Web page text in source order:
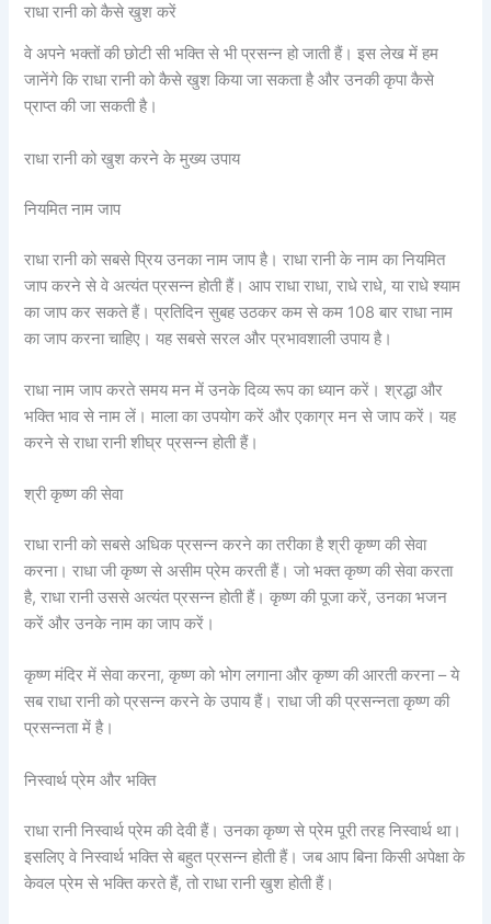
राधा रानी को कैसे खुश करें
वे अपने भक्तों की छोटी सी भक्ति से भी प्रसन्न हो जाती हैं। इस लेख में हम
जानेंगे कि राधा रानी को कैसे खुश किया जा सकता है और उनकी कृपा कैसे
प्राप्त की जा सकती है।
राधा रानी को खुश करने के मुख्य उपाय
नियमित नाम जाप
राधा रानी को सबसे प्रिय उनका नाम जाप है। राधा रानी के नाम का नियमित
जाप करने से वे अत्यंत प्रसन्न होती हैं। आप राधा राधा, राधे राधे, या राधे श्याम
का जाप कर सकते हैं। प्रतिदिन सुबह उठकर कम से कम 108 बार राधा नाम
का जाप करना चाहिए। यह सबसे सरल और प्रभावशाली उपाय है।
राधा नाम जाप करते समय मन में उनके दिव्य रूप का ध्यान करें। श्रद्धा और
भक्ति भाव से नाम लें। माला का उपयोग करें और एकाग्र मन से जाप करें। यह
करने से राधा रानी शीघ्र प्रसन्न होती हैं।
श्री कृष्ण की सेवा
राधा रानी को सबसे अधिक प्रसन्न करने का तरीका है श्री कृष्ण की सेवा
करना। राधा जी कृष्ण से असीम प्रेम करती हैं। जो भक्त कृष्ण की सेवा करता
है, राधा रानी उससे अत्यंत प्रसन्न होती हैं। कृष्ण की पूजा करें, उनका भजन
करें और उनके नाम का जाप करें।
कृष्ण मंदिर में सेवा करना, कृष्ण को भोग लगाना और कृष्ण की आरती करना – ये
सब राधा रानी को प्रसन्न करने के उपाय हैं। राधा जी की प्रसन्नता कृष्ण की
प्रसन्नता में है।
निस्वार्थ प्रेम और भक्ति
राधा रानी निस्वार्थ प्रेम की देवी हैं। उनका कृष्ण से प्रेम पूरी तरह निस्वार्थ था।
इसलिए वे निस्वार्थ भक्ति से बहुत प्रसन्न होती हैं। जब आप बिना किसी अपेक्षा के
केवल प्रेम से भक्ति करते हैं, तो राधा रानी खुश होती हैं।